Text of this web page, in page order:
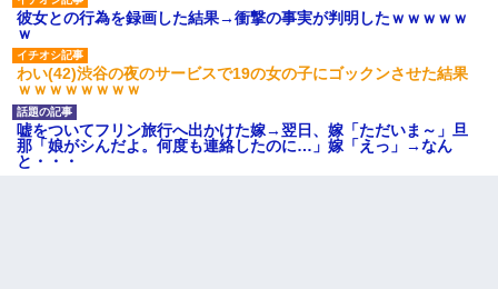
彼女との行為を録画した結果→衝撃の事実が判明したｗｗｗｗｗ
ｗ
わい(42)渋谷の夜のサービスで19の女の子にゴックンさせた結果
ｗｗｗｗｗｗｗｗ
嘘をついてフリン旅行へ出かけた嫁→翌日、嫁「ただいま～」旦
那「娘がシんだよ。何度も連絡したのに…」嫁「えっ」→なん
と・・・